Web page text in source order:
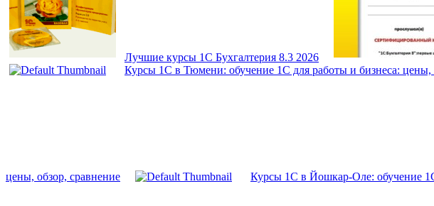
Лучшие курсы 1С Бухгалтерия 8.3 2026
Курсы 1С в Тюмени: обучение 1С для работы и бизнеса: цены,
цены, обзор, сравнение Курсы 1С в Йошкар-Оле: обучение